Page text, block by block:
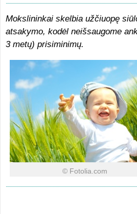
Mokslininkai skelbia užčiuopę
atsakymo, kodėl neišsaugome
3 metų) prisiminimų.
© Fotolia.com